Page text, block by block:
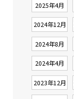
2025年4月
2024年12月
2024年8月
2024年4月
2023年12月